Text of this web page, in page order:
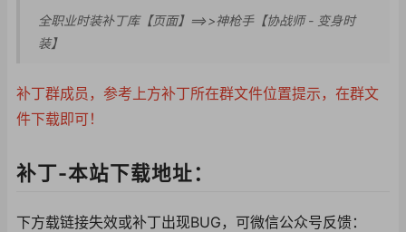
全职业时装补丁库【页面】==>>神枪手【协战师 - 变身时
装】
补丁群成员，参考上方补丁所在群文件位置提示，在群文
件下载即可！
补丁-本站下载地址：
下方载链接失效或补丁出现BUG，可微信公众号反馈：